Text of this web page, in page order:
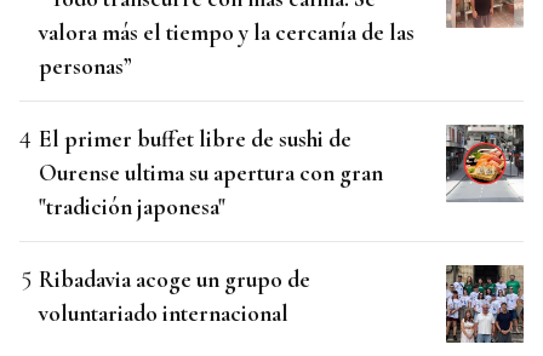
valora más el tiempo y la cercanía de las
personas”
El primer buffet libre de sushi de
Ourense ultima su apertura con gran
"tradición japonesa"
Ribadavia acoge un grupo de
voluntariado internacional